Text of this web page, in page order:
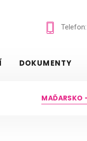
Telefon:
DOKUMENTY
MAĎARSKO